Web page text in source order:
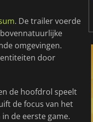
. De trailer voerde
omgevingen.
door
de hoofdrol speelt
de focus van het
de eerste game.